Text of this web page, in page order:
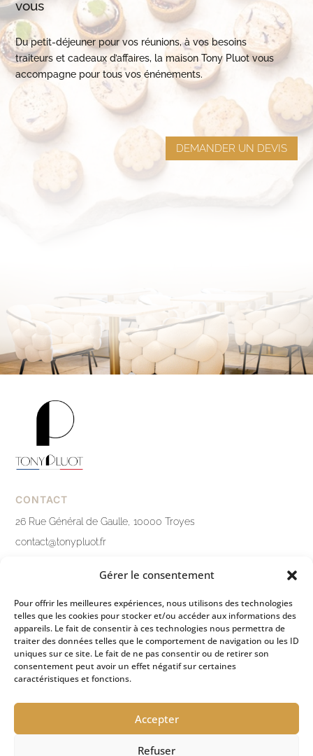
Gérer le consentement
Pour offrir les meilleures expériences, nous utilisons des technologies
telles que les cookies pour stocker et/ou accéder aux informations des
appareils. Le fait de consentir à ces technologies nous permettra de
traiter des données telles que le comportement de navigation ou les ID
uniques sur ce site. Le fait de ne pas consentir ou de retirer son
consentement peut avoir un effet négatif sur certaines
caractéristiques et fonctions.
Accepter
Refuser
vous
Du petit-déjeuner pour vos réunions, à vos besoins
traiteurs et cadeaux d’affaires, la maison Tony Pluot vous
accompagne pour tous vos énénements.
DEMANDER UN DEVIS
CONTACT
26 Rue Général de Gaulle, 10000 Troyes
contact@tonypluot.fr
LIENS PRATIQUES
Mentions légales
Politique de confidentialité